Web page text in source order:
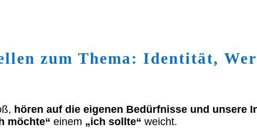
zum Thema: Identität,
hören auf die eigenen Bedürfnisse und unsere
möchte“ einem „ich sollte“ weicht.